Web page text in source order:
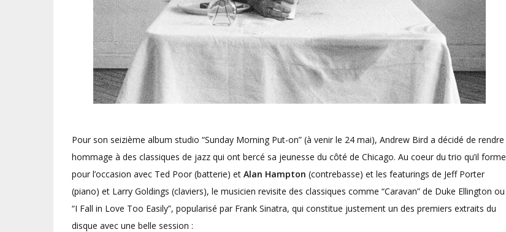
Pour son seizième album studio “Sunday Morning Put-on” (à venir le 24 mai), Andrew Bird a décidé de rendre
hommage à des classiques de jazz qui ont bercé sa jeunesse du côté de Chicago. Au coeur du trio qu’il forme
pour l’occasion avec Ted Poor (batterie) et Alan Hampton (contrebasse) et les featurings de Jeff Porter
(piano) et Larry Goldings (claviers), le musicien revisite des classiques comme “Caravan” de Duke Ellington ou
“I Fall in Love Too Easily”, popularisé par Frank Sinatra, qui constitue justement un des premiers extraits du
disque avec une belle session :